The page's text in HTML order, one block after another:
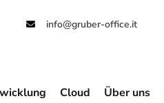
info@gruber-office.it
Cloud Über uns